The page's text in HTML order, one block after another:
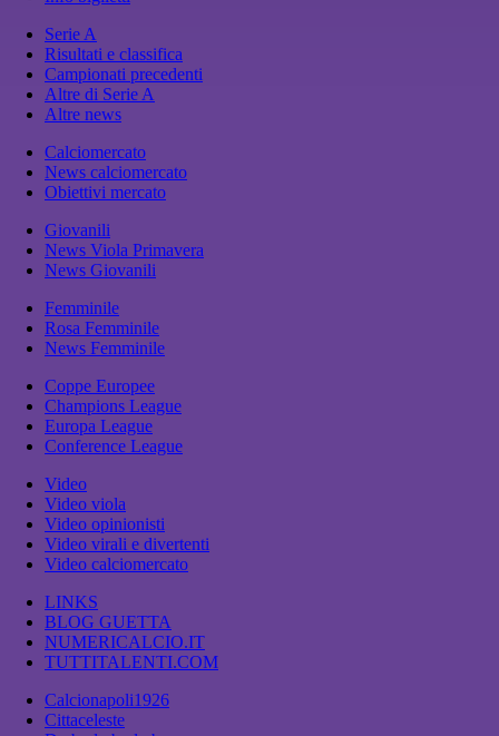
Serie A
Risultati e classifica
Campionati precedenti
Altre di Serie A
Altre news
Calciomercato
News calciomercato
Obiettivi mercato
Giovanili
News Viola Primavera
News Giovanili
Femminile
Rosa Femminile
News Femminile
Coppe Europee
Champions League
Europa League
Conference League
Video
Video viola
Video opinionisti
Video virali e divertenti
Video calciomercato
LINKS
BLOG GUETTA
NUMERICALCIO.IT
TUTTITALENTI.COM
Calcionapoli1926
Cittaceleste